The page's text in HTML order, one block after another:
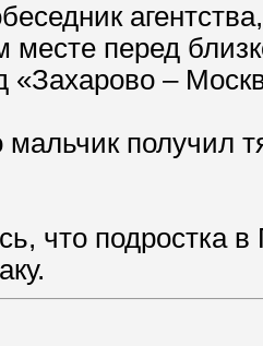
месте перед
«Захарово –
получил
что подростка в